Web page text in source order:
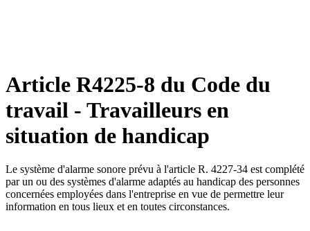
Article R4225-8 du Code du
travail - Travailleurs en
situation de handicap
Le système d'alarme sonore prévu à l'article R. 4227-34 est complété
par un ou des systèmes d'alarme adaptés au handicap des personnes
concernées employées dans l'entreprise en vue de permettre leur
information en tous lieux et en toutes circonstances.